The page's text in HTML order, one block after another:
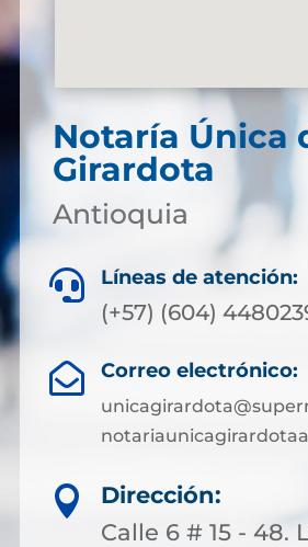
Notaría Única
Girardota
Antioquia
 Líneas de atención:
(+57) (604)
 Correo electrónico:

Dirección:
Calle 6 # 15 - 48.